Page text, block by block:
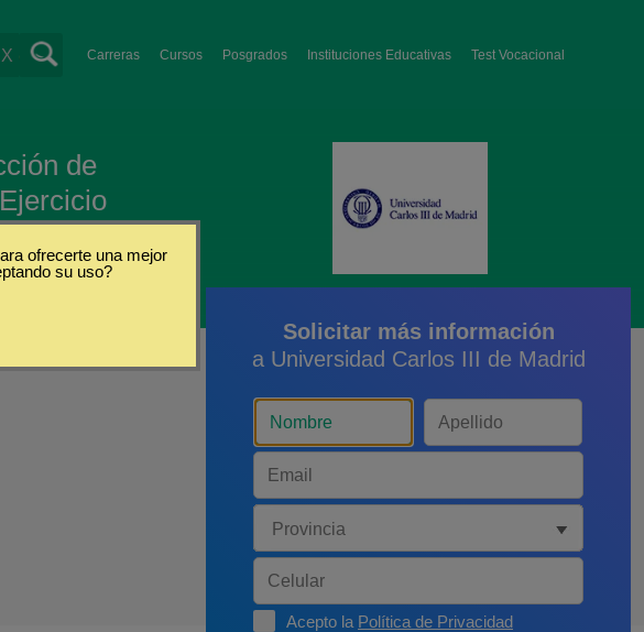
Carreras Cursos Posgrados Instituciones Educativas Test Vocacional
X
de
Solicitar más información
a Universidad Carlos III de Madrid
Acepto la Política de Privacidad
ofrecerte una mejor
su uso?